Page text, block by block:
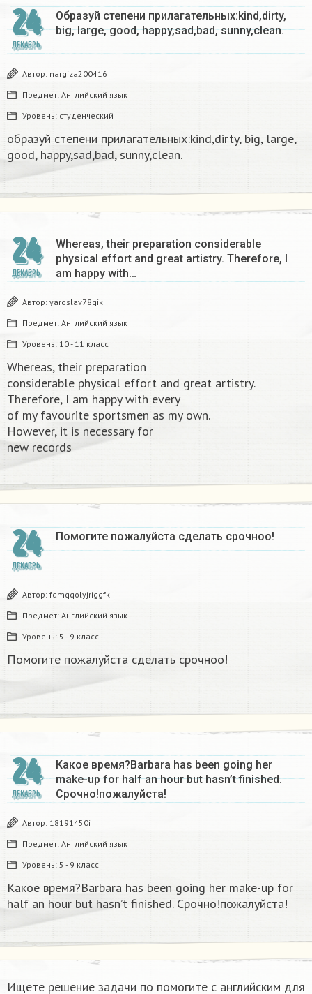
24
ДЕКАБРЬ
Образуй степени прилагательных:kind,dirty,
big, large, good, happy,sad,bad, sunny,clean.​
Автор: nargiza200416
Предмет: Английский язык
Уровень: студенческий
образуй степени прилагательных:kind,dirty, big, large,
good, happy,sad,bad, sunny,clean.​
24
ДЕКАБРЬ
Whereas, their preparation considerable
physical effort and great artistry. Therefore, I
am happy with…
Автор: yaroslav78qik
Предмет: Английский язык
Уровень: 10 - 11 класс
Whereas, their preparation
considerable physical effort and great artistry.
Therefore, I am happy with every
of my favourite sportsmen as my own.
However, it is necessary for
new records​
24
ДЕКАБРЬ
Помогите пожалуйста сделать срочноо! ​
Автор: fdmqqolyjriggfk
Предмет: Английский язык
Уровень: 5 - 9 класс
Помогите пожалуйста сделать срочноо!
24
ДЕКАБРЬ
Какое время?Barbara has been going her
make-up for half an hour but hasn’t finished.
Срочно!пожалуйста!
Автор: 18191450i
Предмет: Английский язык
Уровень: 5 - 9 класс
Какое время?Barbara has been going her make-up for
half an hour but hasn’t finished. Срочно!пожалуйста!
Ищете решение задачи по помогите с английским для